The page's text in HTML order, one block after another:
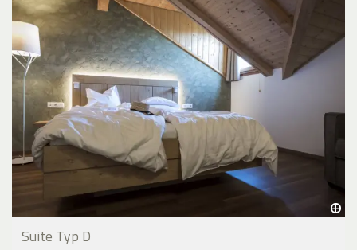
Suite Typ D